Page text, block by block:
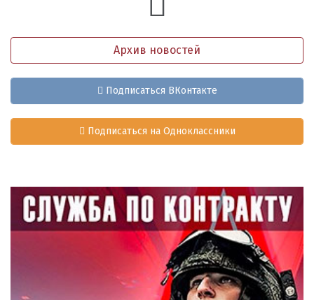
Архив новостей
Подписаться ВКонтакте
Подписаться на Одноклассники